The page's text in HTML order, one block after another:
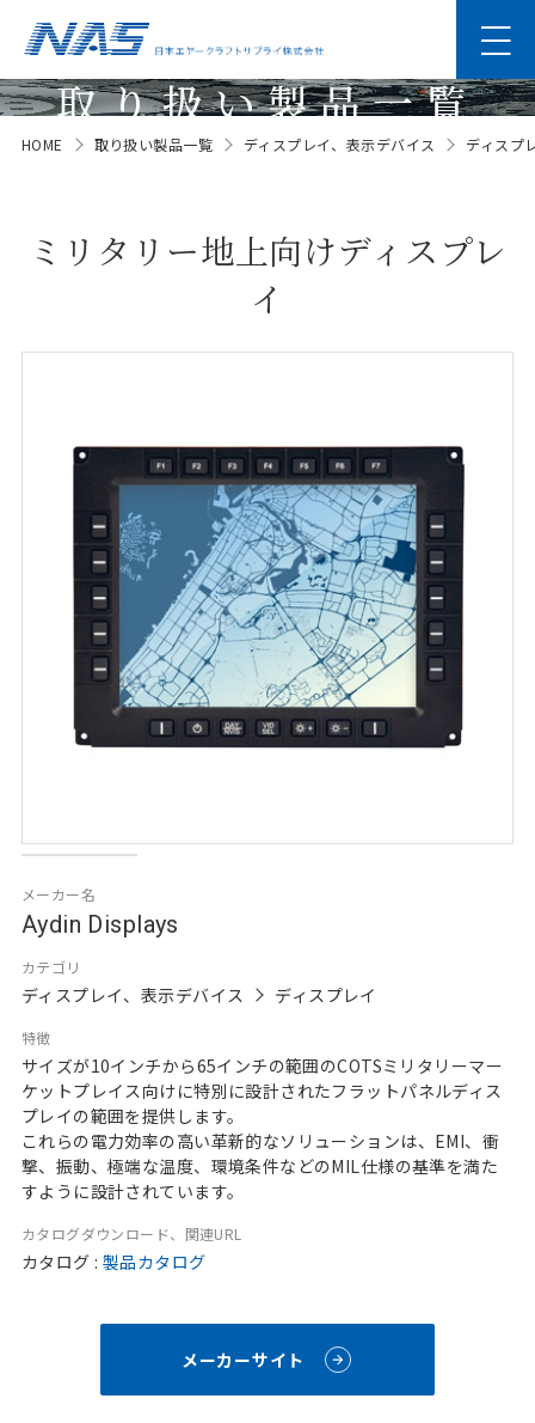
取り扱い製品一覧
Products
HOME 取り扱い製品一覧 ディスプレイ、表示デバイス ディスプ
ミリタリー地上向けディスプレ
イ
メーカー名
Aydin Displays
カテゴリ
ディスプレイ、表示デバイス ディスプレイ
特徴
サイズが10インチから65インチの範囲のCOTSミリタリーマー
ケットプレイス向けに特別に設計されたフラットパネルディス
プレイの範囲を提供します。
これらの電力効率の高い革新的なソリューションは、EMI、衝
撃、振動、極端な温度、環境条件などのMIL仕様の基準を満た
すように設計されています。
カタログダウンロード、関連URL
カタログ : 製品カタログ
メーカーサイト